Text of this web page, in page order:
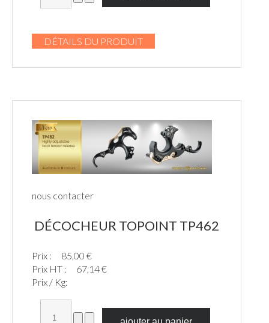
DÉTAILS DU PRODUIT
nous contacter
DÉCOCHEUR TOPOINT TP462
Prix :
85,00 €
Prix HT :
67,14 €
Prix / Kg: